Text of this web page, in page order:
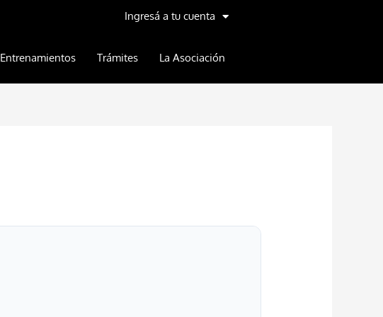
Ingresá a tu cuenta
Entrenamientos Trámites La Asociación